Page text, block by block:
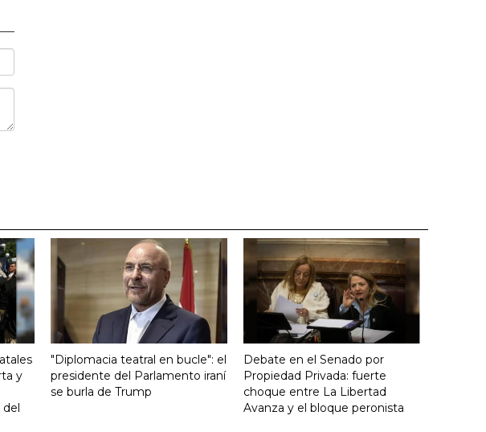
y
del
"Diplomacia teatral en bucle": el
presidente del Parlamento iraní
se burla de Trump
Debate en el Senado por
Propiedad Privada: fuerte
choque entre La Libertad
Avanza y el bloque peronista